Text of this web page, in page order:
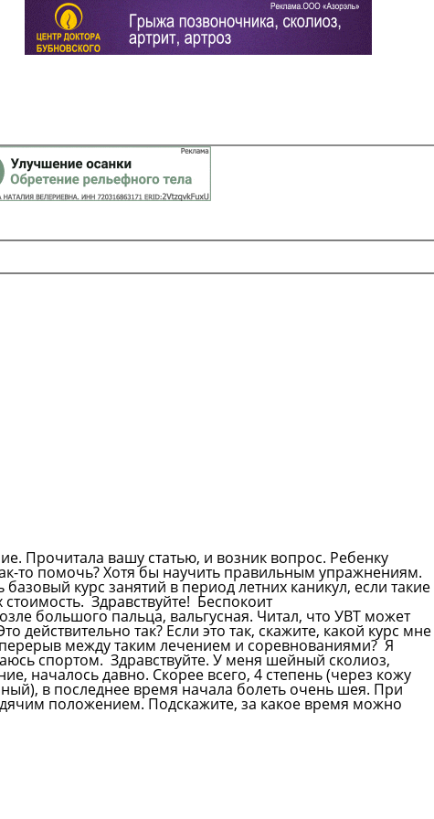
Прочитала вашу статью, и возник вопрос. Ребенку
то помочь? Хотя бы научить правильным упражнениям.
курс занятий в период летних каникул, если такие
стоимость.Здравствуйте! Беспокоит
большого пальца, вальгусная. Читал, что УВТ может
действительно так? Если это так, скажите, какой курс мне
между таким лечением и соревнованиями? Я
спортом.Здравствуйте. У меня шейный сколиоз,
началось давно. Скорее всего, 4 степень (через кожу
в последнее время начала болеть очень шея. При
положением. Подскажите, за какое время можно